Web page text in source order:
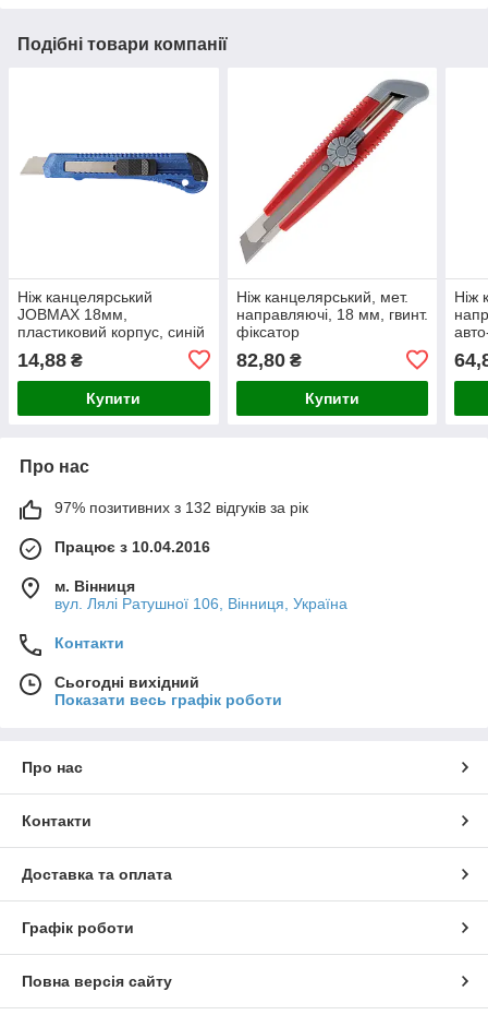
Подібні товари компанії
Ніж канцелярський
JOBMAX 18мм,
пластиковий корпус, синій
14,88 ₴
Купити
Ніж канцелярський, мет.
направляючi, 18 мм, гвинт.
фіксатор
82,80₴
Купити
Ніж
Про нас
97% позитивних з 132 відгуків за рік
Працює з 10.04.2016
м. Вінниця
вул. Лялі Ратушної 106, Вінниця, Україна
Контакти
Сьогодні вихідний
Показати весь графік роботи
Про нас
Контакти
Доставка та оплата
Графік роботи
Повна версія сайту